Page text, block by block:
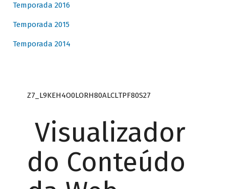
Temporada 2016
Temporada 2015
Temporada 2014
Z7_L9KEH4O0LORH80ALCLTPF80S27
Visualizador
do Conteúdo